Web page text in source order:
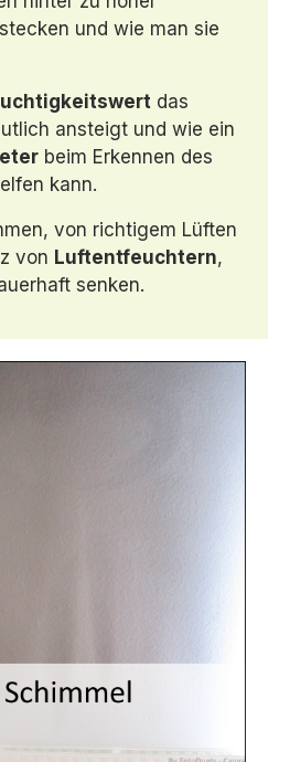
stecken und wie man sie
das
ansteigt und wie ein
beim Erkennen des
kann.
von richtigem Lüften
von Luftentfeuchtern,
senken.